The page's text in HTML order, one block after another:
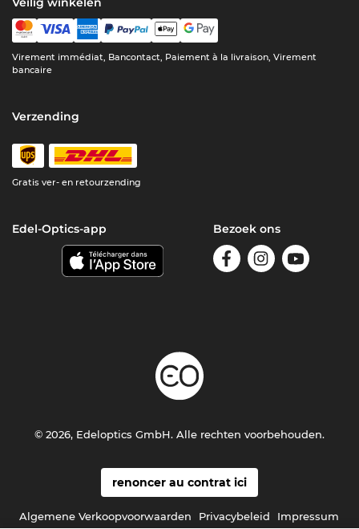
Virement immédiat, Bancontact, Paiement à la livraison, Virement
bancaire
Verzending
Gratis ver- en retourzending
Edel-Optics-app Bezoek ons
renoncer au contrat ici
Algemene Verkoopvoorwaarden Privacybeleid Impressum
© 2026, Edeloptics GmbH. Alle rechten voorbehouden.